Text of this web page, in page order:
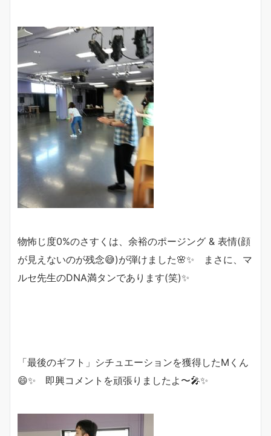
物怖じ度0%のさすくは、余裕のポージング & 表情(顔
が見えないのが残念😅)が弾けました🌸✨ まさに、マ
ルセ先生のDNA満タンであります(笑)✨
「最後のギフト」シチュエーションを獲得したMくん
😄✨ 即興コメントを頑張りましたよ〜🎤✨